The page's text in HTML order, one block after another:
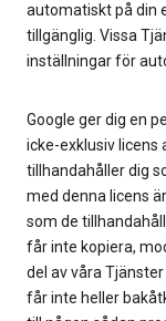
automatiskt på din
tillgänglig. Vissa
inställningar för
Google ger dig en
icke-exklusiv licens
tillhandahåller dig
med denna licens
som de
får inte kopiera,
del av våra
får inte heller